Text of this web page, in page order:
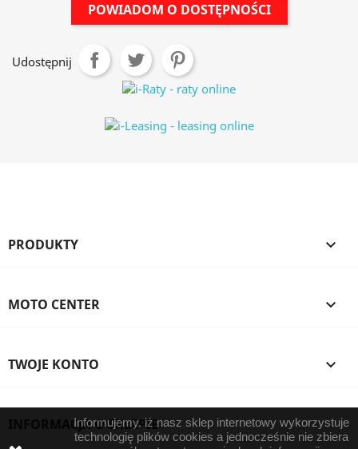
POWIADOM O DOSTĘPNOŚCI
Udostępnij
PRODUKTY 
MOTO CENTER 
TWOJE KONTO 
INFORMACJA O SKLEPIE
Informujemy, iż nasz sklep internetowy wykorzystuje
technologię plików cookies a jednocześnie nie zbiera